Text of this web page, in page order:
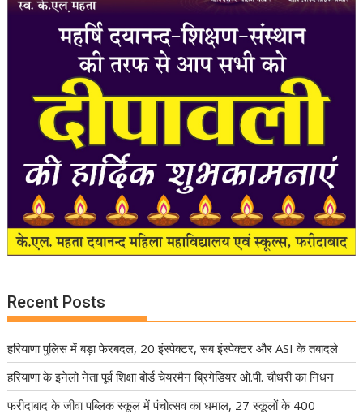
Recent Posts
हरियाणा पुलिस में बड़ा फेरबदल, 20 इंस्पेक्टर, सब इंस्पेक्टर और ASI के तबादले
हरियाणा के इनेलो नेता पूर्व शिक्षा बोर्ड चेयरमैन ब्रिगेडियर ओ.पी. चौधरी का निधन
फरीदाबाद के जीवा पब्लिक स्कूल में पंचोत्सव का धमाल, 27 स्कूलों के 400